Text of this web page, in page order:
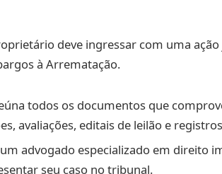
deve ingressar com uma ação
à Arrematação.
todos os documentos que
avaliações, editais de leilão e
advogado especializado em direito
seu caso no tribunal.